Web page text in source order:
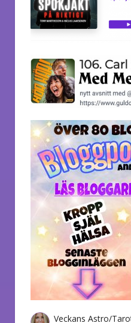
Veckans Astro/